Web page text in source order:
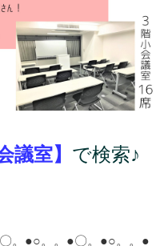
議室】 で検索♪
。●○。。●〇。●○。。●